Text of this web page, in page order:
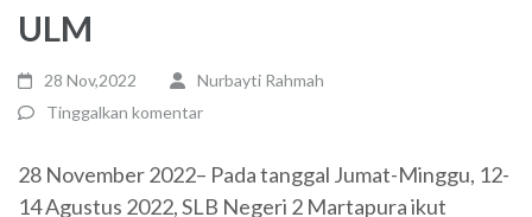
ULM
28 Nov,2022
Nurbayti Rahmah
Tinggalkan komentar
28 November 2022– Pada tanggal Jumat-Minggu, 12-
14 Agustus 2022, SLB Negeri 2 Martapura ikut